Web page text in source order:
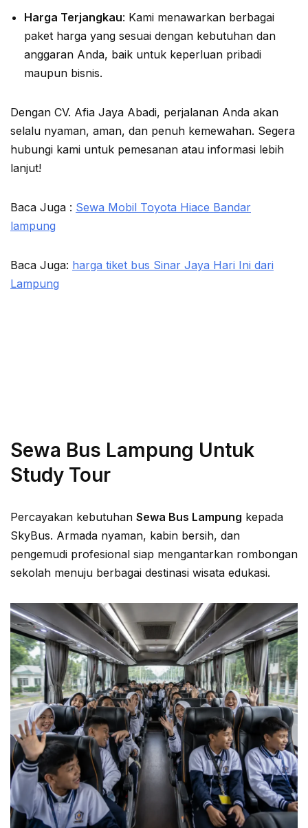
Harga Terjangkau: Kami menawarkan berbagai
paket harga yang sesuai dengan kebutuhan dan
anggaran Anda, baik untuk keperluan pribadi
maupun bisnis.
Dengan CV. Afia Jaya Abadi, perjalanan Anda akan
selalu nyaman, aman, dan penuh kemewahan. Segera
hubungi kami untuk pemesanan atau informasi lebih
lanjut!
Baca Juga : Sewa Mobil Toyota Hiace Bandar
lampung
Baca Juga: harga tiket bus Sinar Jaya Hari Ini dari
Lampung
Sewa Bus Lampung Untuk
Study Tour
Percayakan kebutuhan Sewa Bus Lampung kepada
SkyBus. Armada nyaman, kabin bersih, dan
pengemudi profesional siap mengantarkan rombongan
sekolah menuju berbagai destinasi wisata edukasi.